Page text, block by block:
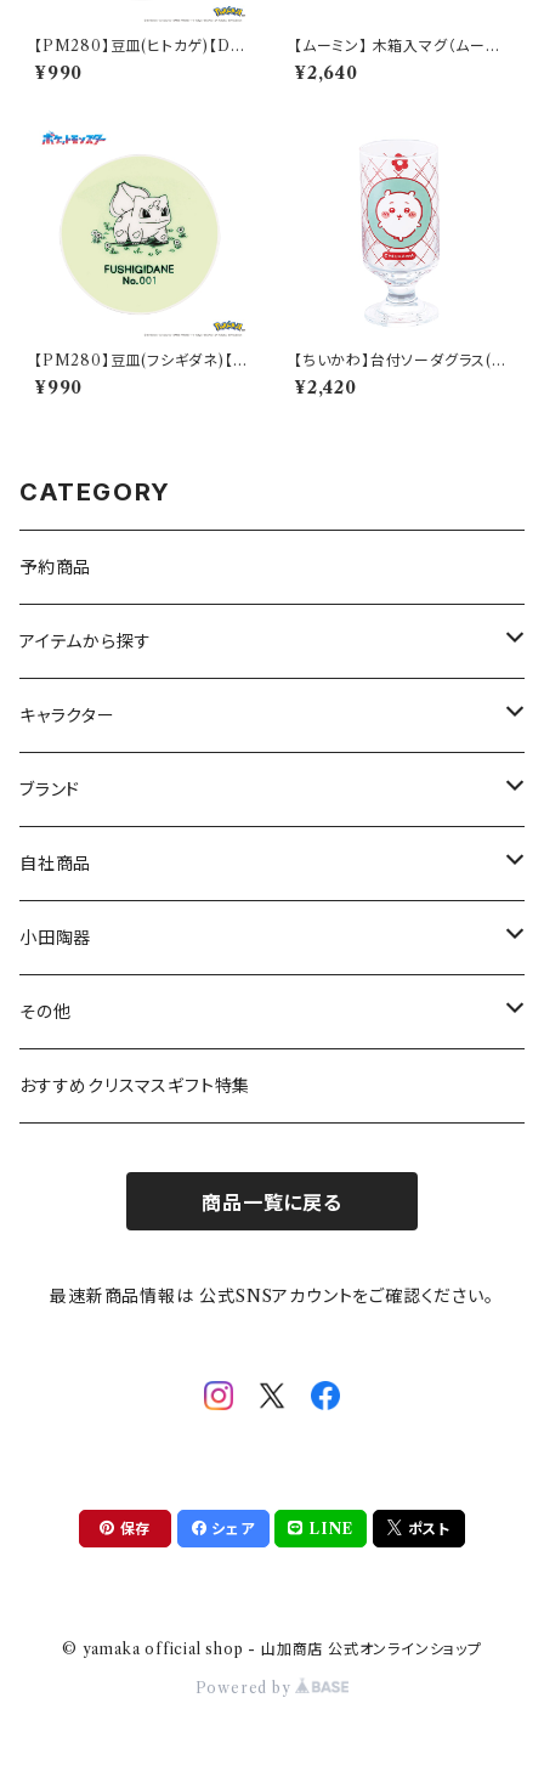
【PM280】豆皿(ヒトカゲ)【Dail
y Sketch】PM282-333
¥990
【ムーミン】 木箱入マグ（ムーミ
ン）【MM950】
¥2,640
【PM280】豆皿(フシギダネ)【D
aily Sketch】PM281-333
¥990
【ちいかわ】台付ソーダグラス(ち
いかわ)【CKW40】CKW41-81
3
¥2,420
CATEGORY
予約商品
アイテムから探す
九谷焼
マグ＆カップ
プレート
ボウル
ガラスウェア
カトラリー
キャラクター
ムーミン
80th記念アイテム
リトルミイの日記念アイテム
MOOMIN ANIMATION
スヌーピー
ピーターラビット
ポケットモンスター
mofusand（モフサンド）
mofsand×日比谷花壇
ちびまる子ちゃんandクレヨンしんちゃん
ブランド
LA AMYS(エミーズ)
LISA LARSON(リサラーソン)
LAURA ASHLEY(ローラ アシュレイ)
Finlayson(フィンレイソン)
HANAE MORI(ハナエモリ)
THE BEATLES(ザ・ビートルズ)
【山加商店×yaeko】migratory bird
自社商品
ねこ企画
Cecera(セセラ)
CELEC(セレック)
隅切り重箱
HAPPY DINING(ハッピーダイニング)
小田陶器
さざなみ
吉祥
メイメイウェア
SoSo(ソソ）
その他
リサイクル食器
おすすめクリスマスギフト特集
商品一覧に戻る
最速新商品情報は 公式SNSアカウントをご確認ください。
保存 シェア LINE ポスト
© yamaka official shop - 山加商店 公式オンラインショップ
Powered by